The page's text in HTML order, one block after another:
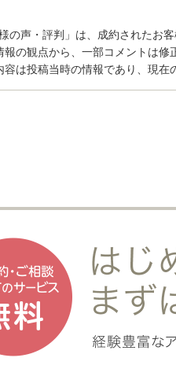
の声・評判」は、成約されたお
の観点から、一部コメントは修
は投稿当時の情報であり、現在